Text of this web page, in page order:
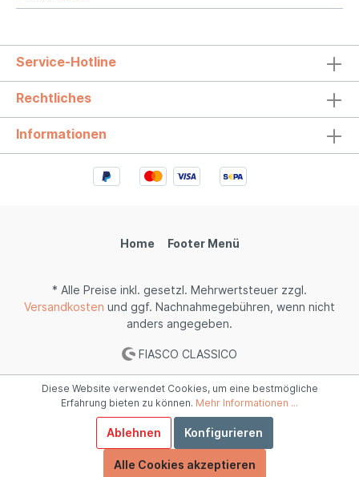
Service-Hotline
Rechtliches
Informationen
Home Footer Menü
* Alle Preise inkl. gesetzl. Mehrwertsteuer zzgl.
Versandkosten und ggf. Nachnahmegebühren, wenn nicht
anders angegeben.
FIASCO CLASSICO
Diese Website verwendet Cookies, um eine bestmögliche
Erfahrung bieten zu können. Mehr Informationen ...
Ablehnen Konfigurieren
Alle Cookies akzeptieren